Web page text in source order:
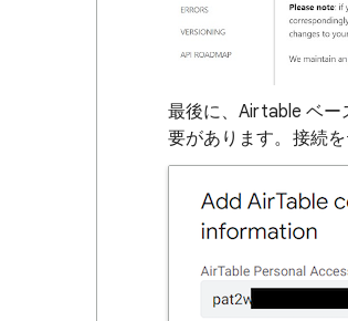
最後に、Airtable ベー
要があります。接続